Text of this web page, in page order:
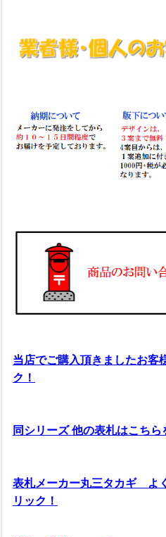
当店でご購入頂きましたお客
ク！
同シリーズ 他の表札はこちら
表札メーカー丸三タカギ よ
リック！